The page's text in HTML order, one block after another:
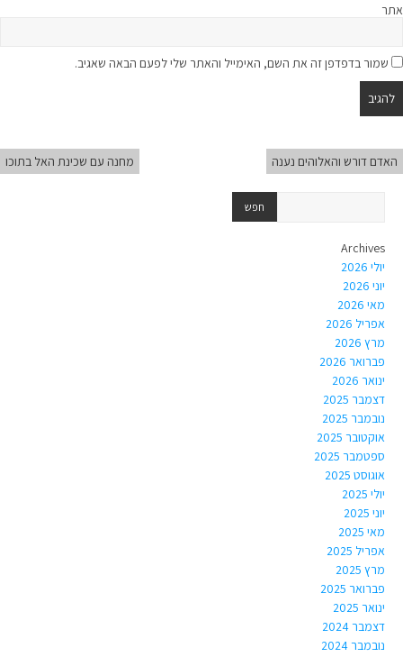
אתר
שמור בדפדפן זה את השם, האימייל והאתר שלי לפעם הבאה שאגיב.
האדם דורש והאלוהים נענה מחנה עם שכינת האל בתוכו
Archives
יולי 2026
יוני 2026
מאי 2026
אפריל 2026
מרץ 2026
פברואר 2026
ינואר 2026
דצמבר 2025
נובמבר 2025
אוקטובר 2025
ספטמבר 2025
אוגוסט 2025
יולי 2025
יוני 2025
מאי 2025
אפריל 2025
מרץ 2025
פברואר 2025
ינואר 2025
דצמבר 2024
נובמבר 2024